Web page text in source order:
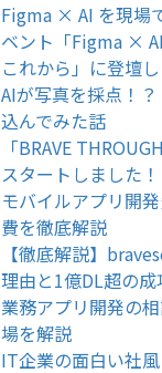
Figma × AI を現場
ベント「Figma ×
これから」に登壇し
AIが写真を採点！
込んでみた話
「BRAVE
スタートしました！
モバイルアプリ開
費を徹底解説
【徹底解説】
理由と1億DL超の成
業務アプリ開発の
場を解説
IT企業の面白い社